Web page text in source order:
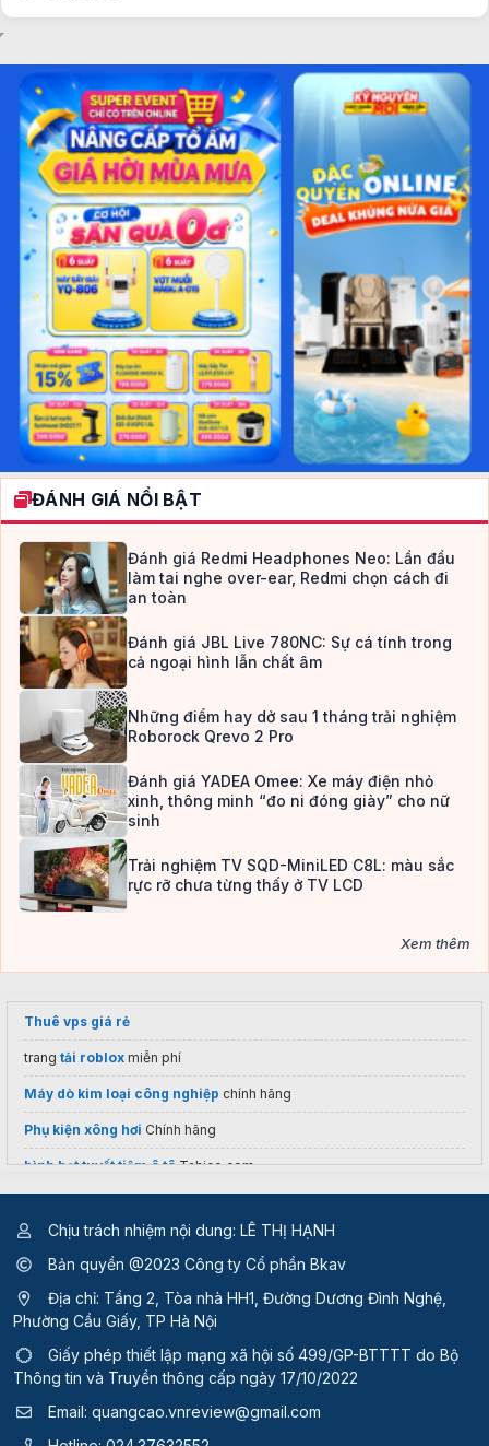
ĐÁNH GIÁ NỔI BẬT
Đánh giá Redmi Headphones Neo: Lần đầu
làm tai nghe over-ear, Redmi chọn cách đi
an toàn
Đánh giá JBL Live 780NC: Sự cá tính trong
cả ngoại hình lẫn chất âm
Những điểm hay dở sau 1 tháng trải nghiệm
Roborock Qrevo 2 Pro
Đánh giá YADEA Omee: Xe máy điện nhỏ
xinh, thông minh “đo ni đóng giày” cho nữ
sinh
Trải nghiệm TV SQD-MiniLED C8L: màu sắc
rực rỡ chưa từng thấy ở TV LCD
Xem thêm
Thuê vps giá rẻ
trang tải roblox miễn phí
Máy dò kim loại công nghiệp chính hãng
Phụ kiện xông hơi Chính hãng
bình bọt tuyết tiệm ô tôTahico.com
màn hình LED p5 uy tín
Bảng GiáMicro không dâyCập nhật Mới Nhất
Chịu trách nhiệm nội dung: LÊ THỊ HẠNH
Bản quyền @2023 Công ty Cổ phần Bkav
Địa chỉ: Tầng 2, Tòa nhà HH1, Đường Dương Đình Nghệ,
Phường Cầu Giấy, TP Hà Nội
Giấy phép thiết lập mạng xã hội số 499/GP-BTTTT do Bộ
Thông tin và Truyền thông cấp ngày 17/10/2022
Email: quangcao.vnreview@gmail.com